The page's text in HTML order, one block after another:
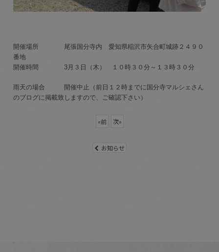
開催場所 尾張国分寺内 愛知県稲沢市矢合町城跡２４９０
番地
開催時間 3 月３日（木） １０時３０分～１３時３０分
雨天の場合 開催中止（前日１２時までに国分寺マルシェさん
のブログに掲載致しますので、ご確認下さい）
«前 次»
お知らせ